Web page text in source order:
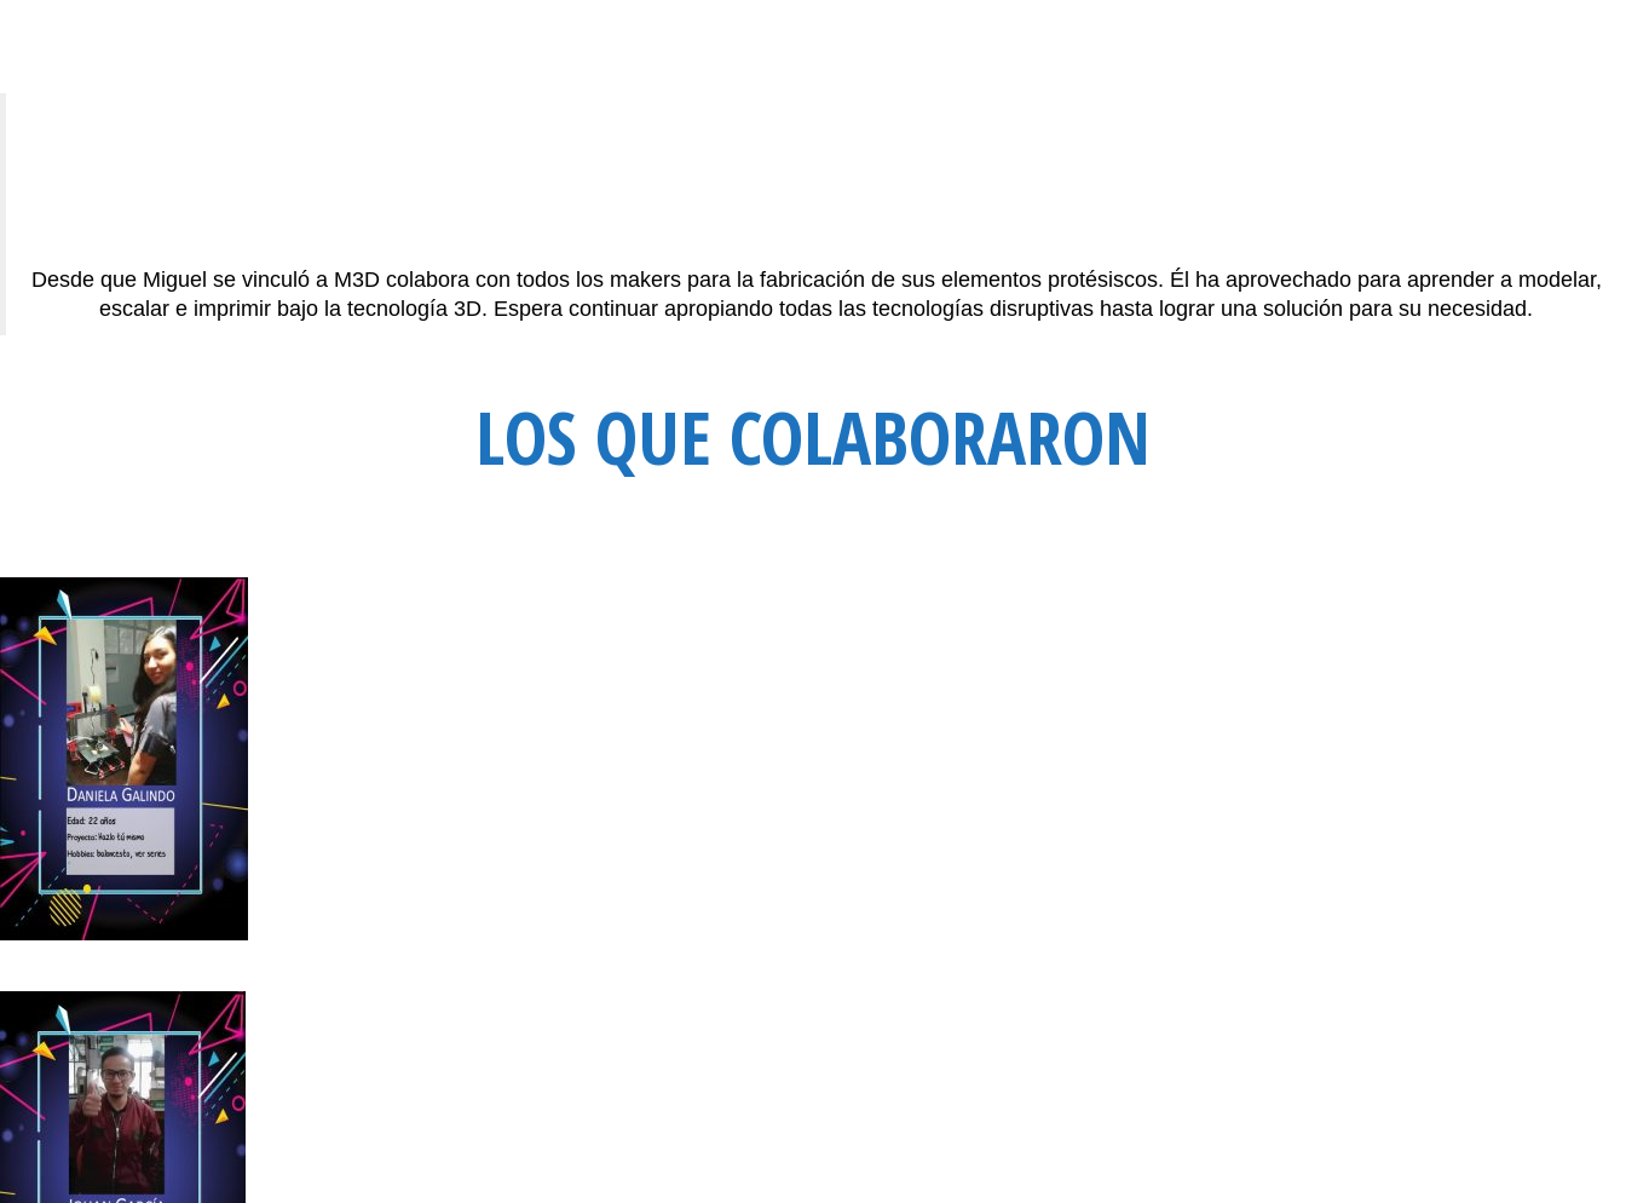
Desde que Miguel se vinculó a M3D colabora con todos los makers para la fabricación de sus elementos protésiscos. Él ha aprovechado para aprender a modelar,
escalar e imprimir bajo la tecnología 3D. Espera continuar apropiando todas las tecnologías disruptivas hasta lograr una solución para su necesidad.
LOS QUE COLABORARON